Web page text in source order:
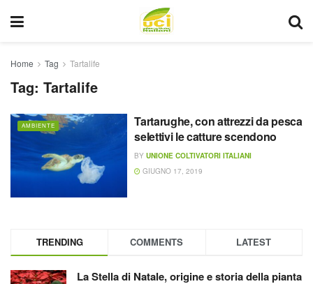
Home Tag Tartalife
Tag: Tartalife
AMBIENTE
Tartarughe, con attrezzi da pesca
selettivi le catture scendono
BY UNIONE COLTIVATORI ITALIANI
GIUGNO 17, 2019
TRENDING COMMENTS LATEST
La Stella di Natale, origine e storia della pianta